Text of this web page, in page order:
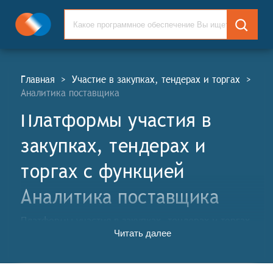
Главная > Участие в закупках, тендерах и торгах >
Аналитика поставщика
Платформы участия в
закупках, тендерах и
торгах c функцией
Аналитика поставщика
(ПЗТТ, англ. Procurements, Tenders & Auctions
стороны для организации тендеров, торгов и
Читать далее